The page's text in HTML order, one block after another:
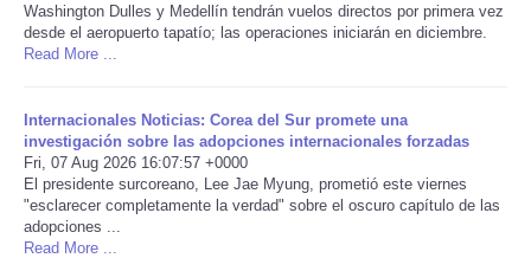
Internacionales
Salud
Tecnologia
Washington Dulles y Medellín tendrán vuelos directos por primera vez
desde el aeropuerto tapatío; las operaciones iniciarán en diciembre.
Read More ...
Internacionales Noticias: Corea del Sur promete una
investigación sobre las adopciones internacionales forzadas
Fri, 07 Aug 2026 16:07:57 +0000
El presidente surcoreano, Lee Jae Myung, prometió este viernes
"esclarecer completamente la verdad" sobre el oscuro capítulo de las
adopciones ...
Read More ...